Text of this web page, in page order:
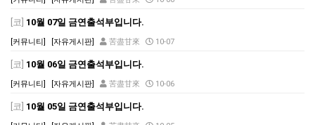
[코] 10월 07일 금연출석부입니다.
[커뮤니티] [자유게시판] 苦盡甘來 10-07
[코] 10월 06일 금연출석부입니다.
[커뮤니티] [자유게시판] 苦盡甘來 10-06
[코] 10월 05일 금연출석부입니다.